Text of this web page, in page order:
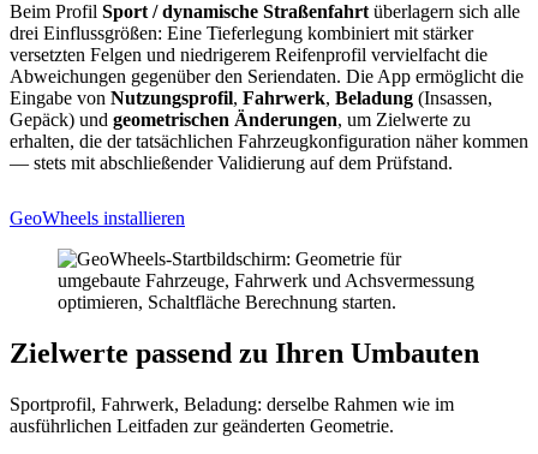
Beim Profil Sport / dynamische Straßenfahrt überlagern sich alle
drei Einflussgrößen: Eine Tieferlegung kombiniert mit stärker
versetzten Felgen und niedrigerem Reifenprofil vervielfacht die
Abweichungen gegenüber den Seriendaten. Die App ermöglicht die
Eingabe von Nutzungsprofil, Fahrwerk, Beladung (Insassen,
Gepäck) und geometrischen Änderungen, um Zielwerte zu
erhalten, die der tatsächlichen Fahrzeugkonfiguration näher kommen
— stets mit abschließender Validierung auf dem Prüfstand.
GeoWheels installieren
Zielwerte passend zu Ihren Umbauten
Sportprofil, Fahrwerk, Beladung: derselbe Rahmen wie im
ausführlichen Leitfaden zur geänderten Geometrie.